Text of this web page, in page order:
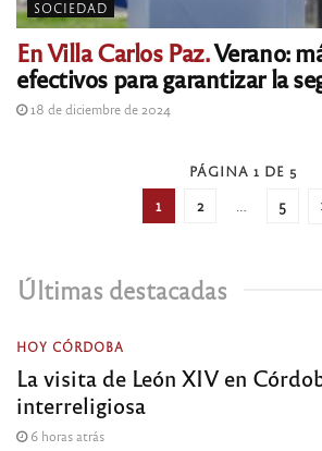
SOCIEDAD
En Villa Carlos Paz.Verano:
efectivos para garantizar la
18 de diciembre de 2024
PÁGINA 1 DE 5
1 2 5
Últimas destacadas
HOY CÓRDOBA
La visita de León XIV en
interreligiosa
6 horas atrás